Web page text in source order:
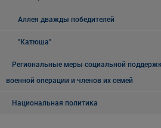
Аллея дважды победителей
"Катюша"
Региональные меры социальной
военной операции и членов их семей
Национальная политика